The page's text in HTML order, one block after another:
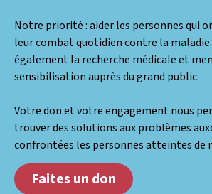
Notre priorité : aider les personnes qui
leur combat quotidien contre la
également la recherche médicale et
sensibilisation auprès du grand public.
Votre don et votre engagement nous
trouver des solutions aux problèmes
confrontées les personnes atteintes de
Faites un don